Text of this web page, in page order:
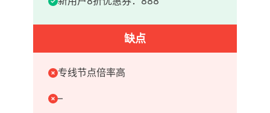
缺点
专线节点倍率高
–